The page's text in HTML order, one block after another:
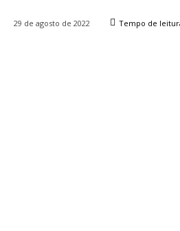
29 de agosto de 2022 Tempo de